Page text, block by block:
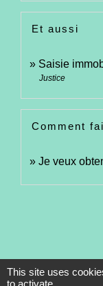
Et aussi
Saisie
Justice
Comment
Je veux
This site uses
to activate